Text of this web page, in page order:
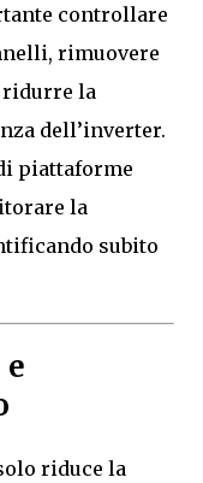
controllare
rimuovere
ridurre la
dell’inverter.
piattaforme
la
subito
riduce la